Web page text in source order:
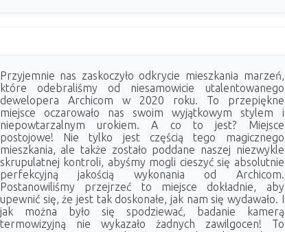
Przyjemnie nas zaskoczyło odkrycie mieszkania marzeń,
które odebraliśmy od niesamowicie utalentowanego
dewelopera Archicom w 2020 roku. To przepiękne
miejsce oczarowało nas swoim wyjątkowym stylem i
niepowtarzalnym urokiem. A co to jest? Miejsce
postojowe! Nie tylko jest częścią tego magicznego
mieszkania, ale także zostało poddane naszej niezwykle
skrupulatnej kontroli, abyśmy mogli cieszyć się absolutnie
perfekcyjną jakością wykonania od Archicom.
Postanowiliśmy przejrzeć to miejsce dokładnie, aby
upewnić się, że jest tak doskonałe, jak nam się wydawało. I
jak można było się spodziewać, badanie kamerą
termowizyjną nie wykazało żadnych zawilgocen! To